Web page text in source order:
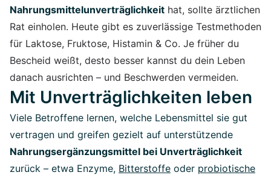
Nahrungsmittelunverträglichkeit hat, sollte ärztlichen
Rat einholen. Heute gibt es zuverlässige Testmethoden
für Laktose, Fruktose, Histamin & Co. Je früher du
Bescheid weißt, desto besser kannst du dein Leben
danach ausrichten – und Beschwerden vermeiden.
Mit Unverträglichkeiten leben
Viele Betroffene lernen, welche Lebensmittel sie gut
vertragen und greifen gezielt auf unterstützende
Nahrungsergänzungsmittel bei Unverträglichkeit
zurück – etwa Enzyme, Bitterstoffe oder probiotische